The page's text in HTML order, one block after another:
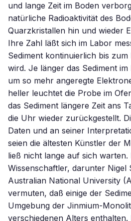
und lange Zeit im Boden
natürliche Radioaktivität des
Quarzkristallen hin und wieder
Ihre Zahl läßt sich im Labor
Sediment kontinuierlich bis
wird. Je länger das Sediment
um so mehr angeregte
heller leuchtet die Probe im
das Sediment längere Zeit ans
die Uhr wieder zurückgestellt.
Daten und an seiner
seien die ältesten Künstler der
ließ nicht lange auf sich warten.
Wissenschaftler, darunter
Australian National University
vermuten, daß einige der
Umgebung der Jinmium-
verschiedenen Alters enthalten.